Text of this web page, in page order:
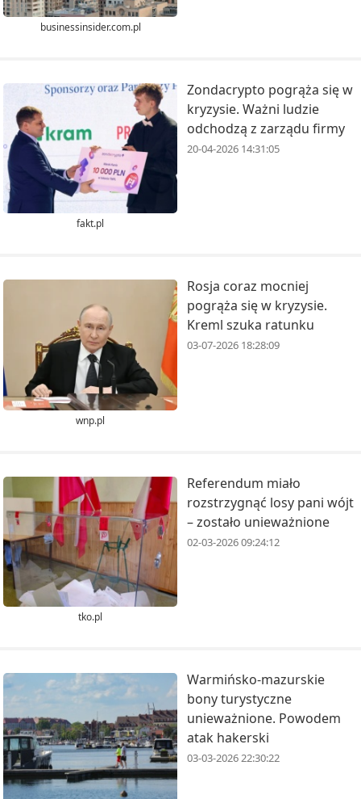
businessinsider.com.pl
fakt.pl
Zondacrypto pogrąża się w
kryzysie. Ważni ludzie
odchodzą z zarządu firmy
20-04-2026 14:31:05
wnp.pl
Rosja coraz mocniej
pogrąża się w kryzysie.
Kreml szuka ratunku
03-07-2026 18:28:09
tko.pl
Referendum miało
rozstrzygnąć losy pani wójt
– zostało unieważnione
02-03-2026 09:24:12
Warmińsko-mazurskie
bony turystyczne
unieważnione. Powodem
atak hakerski
03-03-2026 22:30:22